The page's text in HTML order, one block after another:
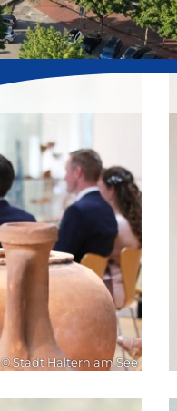
© Stadt Haltern am See